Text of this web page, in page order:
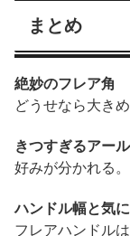
まとめ
絶妙のフレア角
どうせなら大きめ
きつすぎるアール
好みが分かれる。
ハンドル幅と気
フレアハンドル